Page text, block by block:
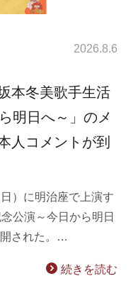
2026.8.6
本冬美歌手生活
明日へ～」のメ
人コメントが到
）に明治座で上演す
公演～今日から明日
された。…
続きを読む